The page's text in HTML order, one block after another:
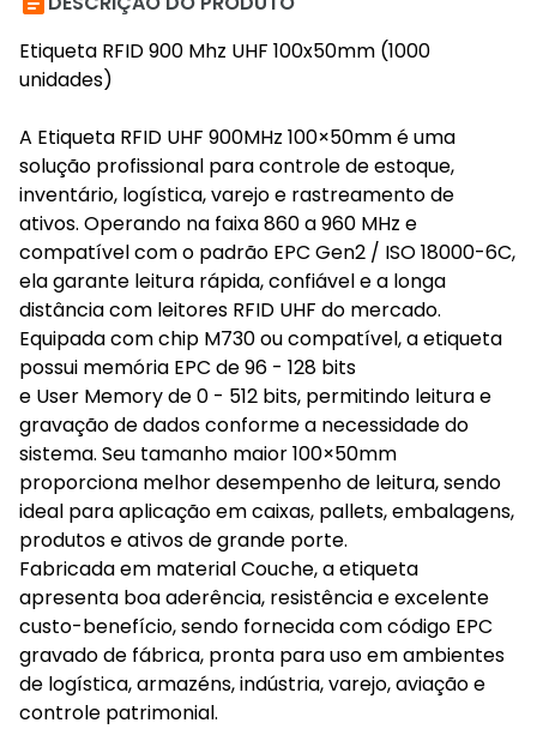
Etiqueta RFID 900 Mhz UHF 100x50mm (1000
unidades)
A Etiqueta RFID UHF 900MHz 100×50mm é uma
solução profissional para controle de estoque,
inventário, logística, varejo e rastreamento de
ativos. Operando na faixa 860 a 960 MHz e
compatível com o padrão EPC Gen2 / ISO 18000-6C,
ela garante leitura rápida, confiável e a longa
distância com leitores RFID UHF do mercado.
Equipada com chip M730 ou compatível, a etiqueta
possui memória EPC de 96 - 128 bits
e User Memory de 0 - 512 bits, permitindo leitura e
gravação de dados conforme a necessidade do
sistema. Seu tamanho maior 100×50mm
proporciona melhor desempenho de leitura, sendo
ideal para aplicação em caixas, pallets, embalagens,
produtos e ativos de grande porte.
Fabricada em material Couche, a etiqueta
apresenta boa aderência, resistência e excelente
custo-benefício, sendo fornecida com código EPC
gravado de fábrica, pronta para uso em ambientes
de logística, armazéns, indústria, varejo, aviação e
controle patrimonial.